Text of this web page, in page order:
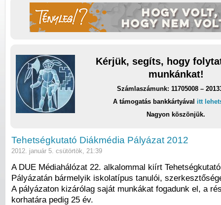
Kérjük, segíts, hogy
munkánkat!
Számlaszámunk: 11705008 –
A támogatás bankkártyával itt
Nagyon köszönjük.
Tehetségkutató Diákmédia Pályázat 2012
2012. január 5. csütörtök, 21:39
A DUE Médiahálózat 22. alkalommal kiírt
Pályázatán bármelyik iskolatípus tanulói,
A pályázaton kizárólag saját munkákat fogadunk el, a
korhatára pedig 25 év.